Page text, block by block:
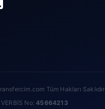
Tüm Hakları Saklıdır.
VERBİS No:45664213